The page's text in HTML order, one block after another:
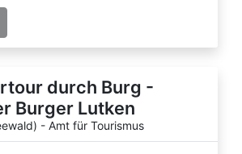
durch Burg -
Burger Lutken
- Amt für Tourismus